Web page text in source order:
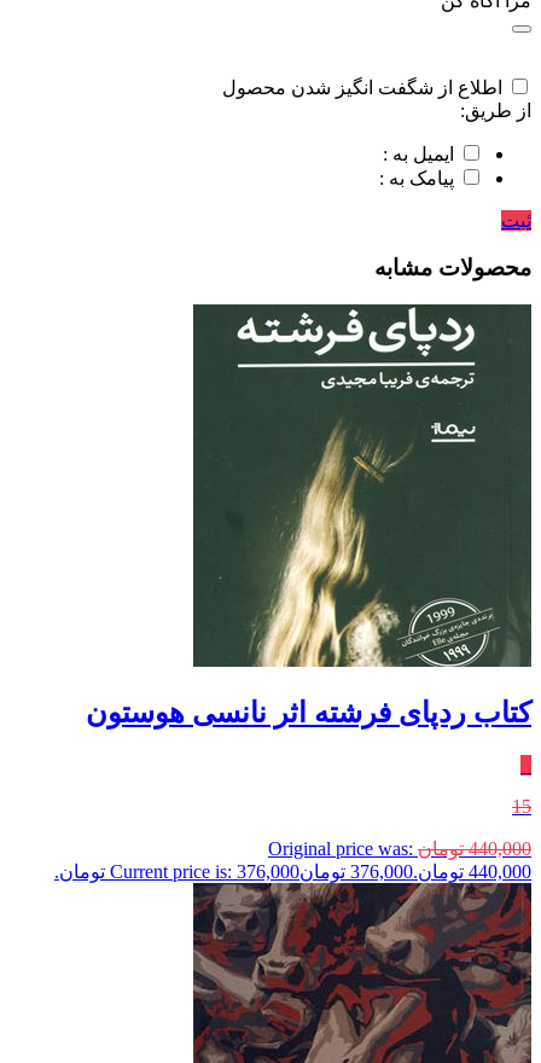
اطلاع از شگفت انگیز شدن محصول
از طریق:
ایمیل به :
پیامک به :
ثبت
محصولات مشابه
کتاب ردپای فرشته اثر نانسی هوستون
15
440,000 تومان Original price was:
440,000 تومان.
376,000 تومانCurrent price is: 376,000 تومان.